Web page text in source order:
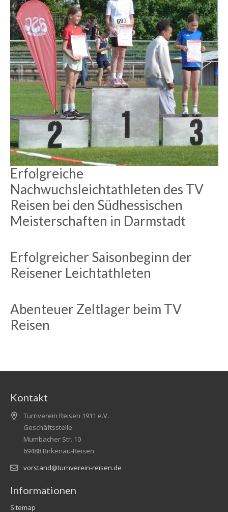
Erfolgreiche
Nachwuchsleichtathleten des TV
Reisen bei den Südhessischen
Meisterschaften in Darmstadt
Erfolgreicher Saisonbeginn der
Reisener Leichtathleten
Abenteuer Zeltlager beim TV
Reisen
Kontakt
Turnverein Reisen 1911 e.V.
Geschäftsstelle
Mumbacher Str. 10
69488 Birkenau-Reisen
vorstand@turnverein-reisen.de
Informationen
Sitemap